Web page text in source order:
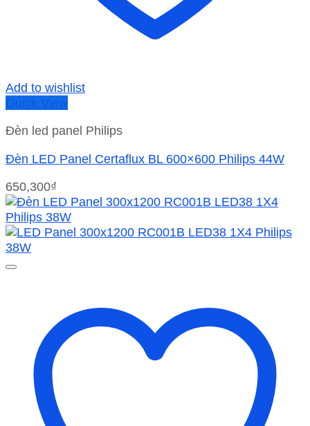
Add to wishlist
Quick View
Đèn led panel Philips
Đèn LED Panel Certaflux BL 600×600 Philips 44W
650,300₫